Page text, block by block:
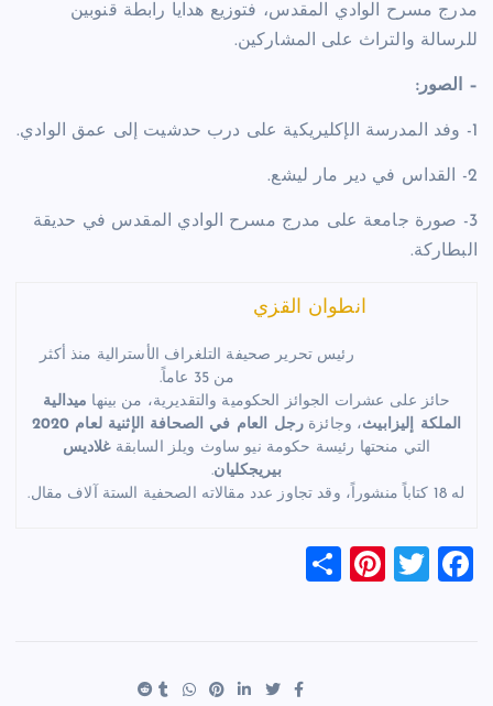
مدرج مسرح الوادي المقدس، فتوزيع هدايا رابطة قنوبين
للرسالة والتراث على المشاركين.
– الصور:
1- وفد المدرسة الإكليريكية على درب حدشيت إلى عمق الوادي.
2- القداس في دير مار ليشع.
3- صورة جامعة على مدرج مسرح الوادي المقدس في حديقة
البطاركة.
انطوان القزي
رئيس تحرير صحيفة التلغراف الأسترالية منذ أكثر
من 35 عاماً.
حائز على عشرات الجوائز الحكومية والتقديرية، من بينها ميدالية
الملكة إليزابيث، وجائزةرجل العام في الصحافة الإثنية لعام 2020
التي منحتها رئيسة حكومة نيو ساوث ويلز السابقةغلاديس
بيريجكليان.
له 18 كتاباً منشوراً، وقد تجاوز عدد مقالاته الصحفية الستة آلاف مقال.
F
T
Pi